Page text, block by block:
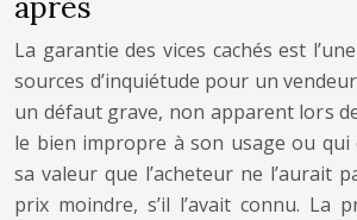
après
La garantie des vices cachés est
sources d’inquiétude pour un
un défaut grave, non apparent lors
le bien impropre à son usage ou
sa valeur que l’acheteur ne l’aurait
prix moindre, s’il l’avait connu. La